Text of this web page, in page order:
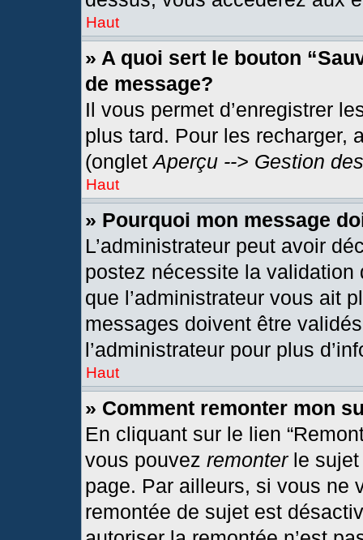
Haut
» A quoi sert le bouton
de message?
Il vous permet d’enregistrer
plus tard. Pour les recharger,
(ongletAperçu --> Gestion
Haut
» Pourquoi mon message
L’administrateur peut avoir
postez nécessite la
que l’administrateur vous ait
messages doivent être
l’administrateur pour plus
Haut
» Comment remonter mon
En cliquant sur le lien
vous pouvez remonterle sujet
page. Par ailleurs, si vous ne
remontée de sujet est